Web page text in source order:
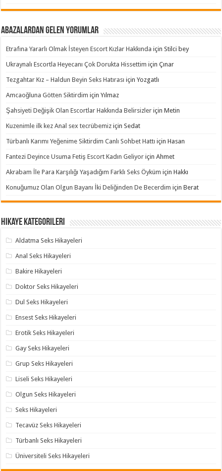
Abazalardan Gelen Yorumlar
Etrafına Yararlı Olmak İsteyen Escort Kızlar Hakkında içinStilci bey
Ukraynalı Escortla Heyecanı Çok Dorukta Hissettim içinÇınar
Tezgahtar Kız – Haldun Beyin Seks Hatırası içinYozgatlı
Amcaoğluna Götten Siktirdim içinYılmaz
Şahsiyeti Değişik Olan Escortlar Hakkında Belirsizler içinMetin
Kuzenimle ilk kez Anal sex tecrübemiz içinSedat
Türbanlı Karımı Yeğenime Siktirdim Canlı Sohbet Hattı içinHasan
Fantezi Deyince Usuma Fetiş Escort Kadın Geliyor içinAhmet
Akrabam İle Para Karşılığı Yaşadığım Farklı Seks Öyküm içinHakkı
Konuğumuz Olan Olgun Bayanı İki Deliğinden De Becerdim içinBerat
Hikaye Kategorileri
Aldatma Seks Hikayeleri
Anal Seks Hikayeleri
Bakire Hikayeleri
Doktor Seks Hikayeleri
Dul Seks Hikayeleri
Ensest Seks Hikayeleri
Erotik Seks Hikayeleri
Gay Seks Hikayeleri
Grup Seks Hikayeleri
Liseli Seks Hikayeleri
Olgun Seks Hikayeleri
Seks Hikayeleri
Tecavüz Seks Hikayeleri
Türbanlı Seks Hikayeleri
Üniversiteli Seks Hikayeleri